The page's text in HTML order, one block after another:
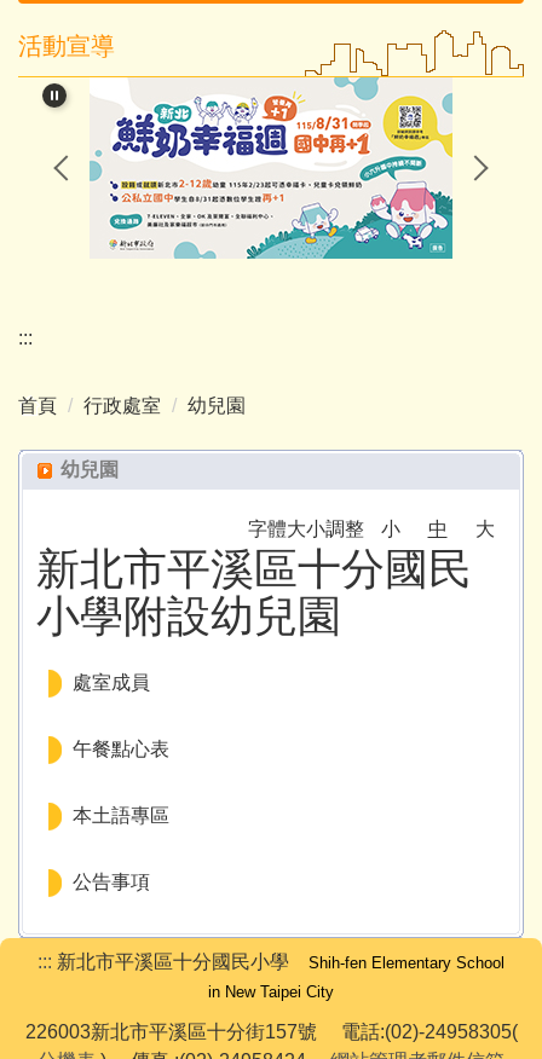
115年度磐石國小組-十分國小-方案全文
閱讀教育專區
新北市課程計畫資源網
114學年度第2學期課程計畫備查通過備查
教師班級網頁
十分防疫專區
課程計畫專區
校外人士協助教學或活動專區
台灣母語日專區
環境教育專區
防災教育專區
校園開放
活動宣導
:::
首頁 行政處室 幼兒園
幼兒園
字體大小調整 小 中 大
新北市平溪區十分國民
小學附設幼兒園
處室成員
午餐點心表
本土語專區
公告事項
::: 新北市平溪區十分國民小學 Shih-fen Elementary School
in New Taipei City
226003新北市平溪區十分街157號 電話:(02)-24958305(